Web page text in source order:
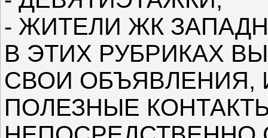
- ЖИТЕЛИ ЖК
В ЭТИХ РУБРИКАХ
СВОИ
ПОЛЕЗНЫЕ